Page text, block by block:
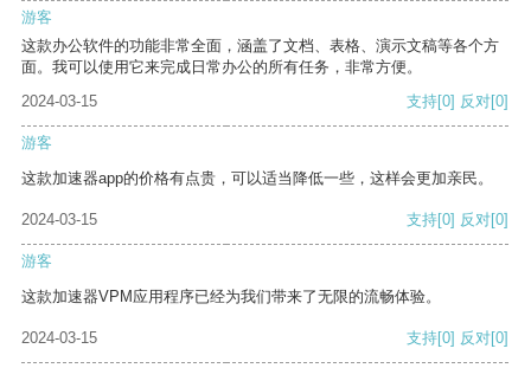
游客
这款办公软件的功能非常全面，涵盖了文档、表格、演示文稿等各个方
面。我可以使用它来完成日常办公的所有任务，非常方便。
2024-03-15
支持[0] 反对[0]
游客
这款加速器app的价格有点贵，可以适当降低一些，这样会更加亲民。
2024-03-15 支持[0] 反对[0]
游客
这款加速器VPM应用程序已经为我们带来了无限的流畅体验。
2024-03-15 支持[0] 反对[0]